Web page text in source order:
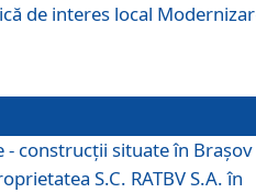
de interes local
- construcții situate în Brașov
S.C. RATBV S.A. în